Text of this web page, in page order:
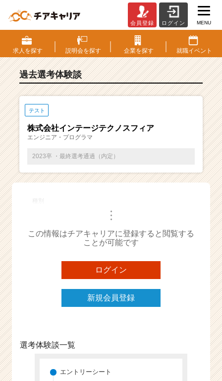
S・
選
考
験
ン
チ
ー・
成
ら
ス
ト
が
届
く
チ
会員登録 ログイン MENU
求人を探す 説明会を探す 企業を探す 就職イベント
過去選考体験談
テスト
株式会社インテージテクノスフィア
エンジニア・プログラマ
2023卒 ・最終選考通過（内定）
・・・
この情報はチアキャリアに登録すると閲覧する
ことが可能です
ログイン
新規会員登録
選考体験談一覧
エントリーシート